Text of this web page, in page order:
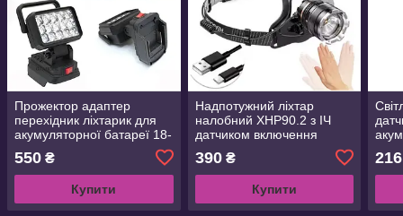
Прожектор адаптер
перехідник ліхтарик для
акумуляторної батареї 18-
інструменту
550 ₴
Купити
Надпотужний ліхтар
налобний XHP90.2 з ІЧ
датчиком включення
390₴
Купити
216